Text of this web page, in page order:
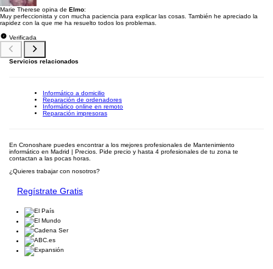
Marie Therese opina de Elmo:
Muy perfeccionista y con mucha paciencia para explicar las cosas. También he apreciado la
rapidez con la que me ha resuelto todos los problemas.
Verificada
Servicios relacionados
Informático a domicilio
Reparación de ordenadores
Informático online en remoto
Reparación impresoras
En Cronoshare puedes encontrar a los mejores profesionales de Mantenimiento
informático en Madrid | Precios. Pide precio y hasta 4 profesionales de tu zona te
contactan a las pocas horas.
¿Quieres trabajar con nosotros?
Regístrate Gratis